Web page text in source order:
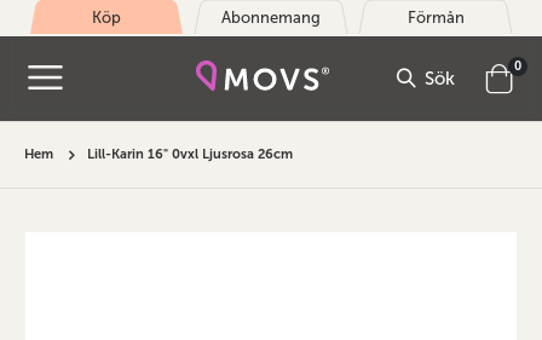
Köp Abonnemang Förmån
Sök Cart
0
Hem Lill-Karin 16" 0vxl Ljusrosa 26cm